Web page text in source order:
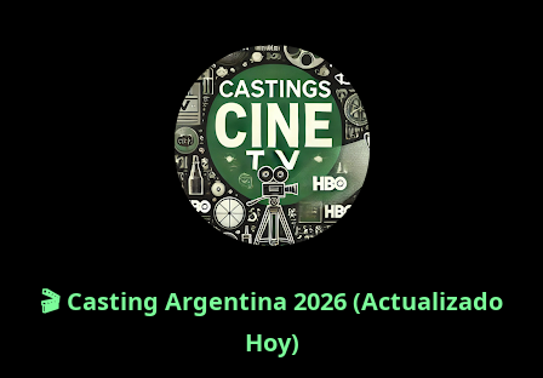
🎬 Casting Argentina 2026 (Actualizado
Hoy)